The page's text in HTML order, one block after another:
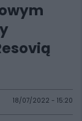
18/07/2022 - 15:20